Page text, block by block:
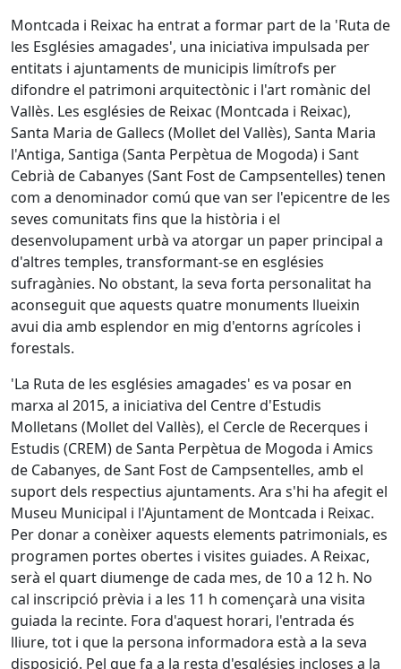
Montcada i Reixac ha entrat a formar part de la 'Ruta de
les Esglésies amagades', una iniciativa impulsada per
entitats i ajuntaments de municipis limítrofs per
difondre el patrimoni arquitectònic i l'art romànic del
Vallès. Les esglésies de Reixac (Montcada i Reixac),
Santa Maria de Gallecs (Mollet del Vallès), Santa Maria
l'Antiga, Santiga (Santa Perpètua de Mogoda) i Sant
Cebrià de Cabanyes (Sant Fost de Campsentelles) tenen
com a denominador comú que van ser l'epicentre de les
seves comunitats fins que la història i el
desenvolupament urbà va atorgar un paper principal a
d'altres temples, transformant-se en esglésies
sufragànies. No obstant, la seva forta personalitat ha
aconseguit que aquests quatre monuments llueixin
avui dia amb esplendor en mig d'entorns agrícoles i
forestals.
'La Ruta de les esglésies amagades' es va posar en
marxa al 2015, a iniciativa del Centre d'Estudis
Molletans (Mollet del Vallès), el Cercle de Recerques i
Estudis (CREM) de Santa Perpètua de Mogoda i Amics
de Cabanyes, de Sant Fost de Campsentelles, amb el
suport dels respectius ajuntaments. Ara s'hi ha afegit el
Museu Municipal i l'Ajuntament de Montcada i Reixac.
Per donar a conèixer aquests elements patrimonials, es
programen portes obertes i visites guiades. A Reixac,
serà el quart diumenge de cada mes, de 10 a 12 h. No
cal inscripció prèvia i a les 11 h començarà una visita
guiada la recinte. Fora d'aquest horari, l'entrada és
lliure, tot i que la persona informadora està a la seva
disposició. Pel que fa a la resta d'esglésies incloses a la